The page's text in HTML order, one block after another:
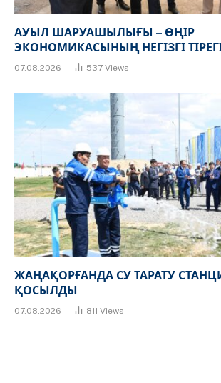
АУЫЛ ШАРУАШЫЛЫҒЫ – ӨҢІР
ЭКОНОМИКАСЫНЫҢ НЕГІЗГІ
07.08.2026 537 Views
ЖАҢАҚОРҒАНДА СУ ТАРАТУ
ҚОСЫЛДЫ
07.08.2026 811 Views